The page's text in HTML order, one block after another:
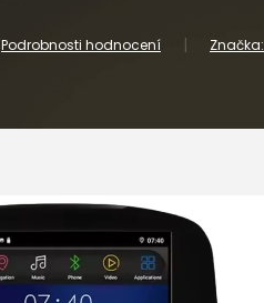
Podrobnosti hodnocení Značka: